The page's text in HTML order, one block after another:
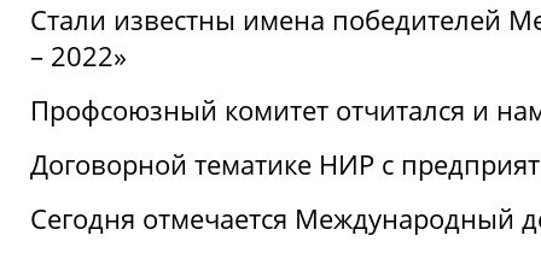
Стали известны имена победителей
– 2022»
Профсоюзный комитет отчитался и
Договорной тематике НИР с
Сегодня отмечается Международный